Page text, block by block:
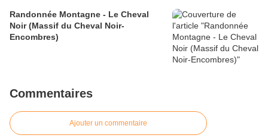
Randonnée Montagne - Le Cheval
Noir (Massif du Cheval Noir-
Encombres)
Commentaires
Ajouter un commentaire